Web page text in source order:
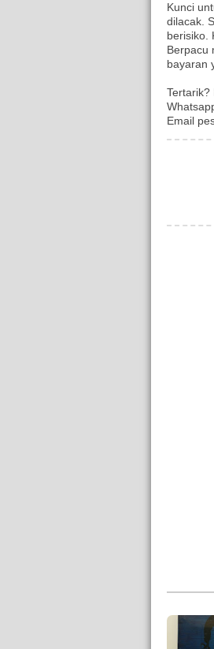
Kunci
dilacak.
berisiko.
Berpacu
bayaran
Tertarik?
Email